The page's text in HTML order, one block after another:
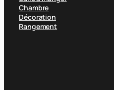
Chambre
Décoration
Rangement